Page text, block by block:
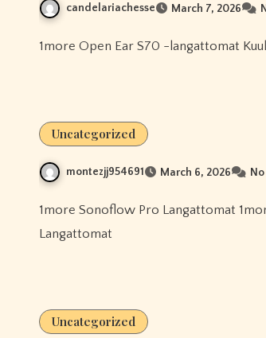
candelariachesse March 7, 2026
1more Open Ear S70 -langattomat
Uncategorized
montezjj954691 March 6, 2026
1more Sonoflow Pro Langattomat 1more Fit Open Earbuds S50 -kuulokkeet Korvan Yli 1more Sonoflow Pro
Langattomat
Uncategorized